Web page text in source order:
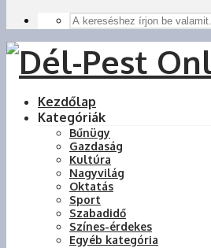
Kezdőlap
Kategóriák
Bűnügy
Gazdaság
Kultúra
Nagyvilág
Oktatás
Sport
Szabadidő
Színes-érdekes
Egyéb kategória